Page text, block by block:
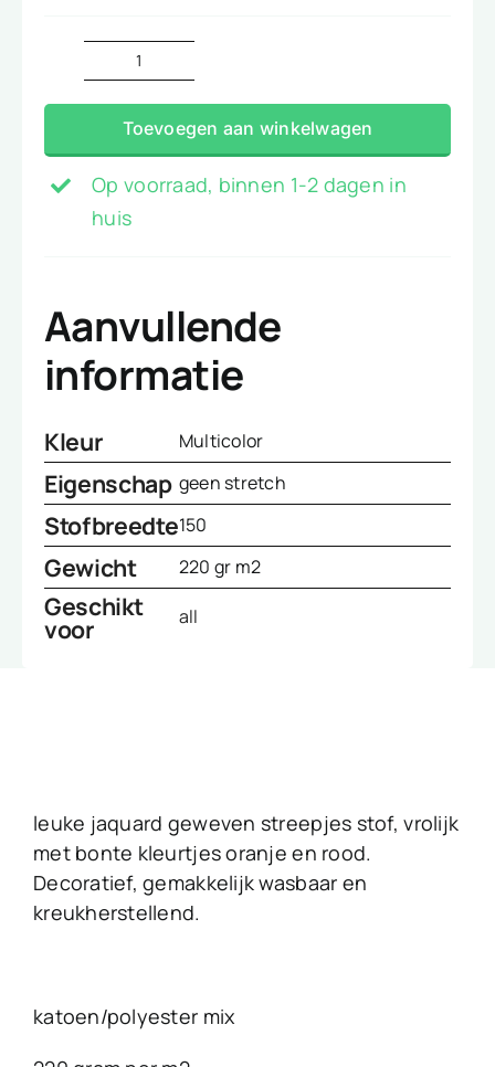
Mexicaans
streepje
9
aantal
Toevoegen aan winkelwagen
Op voorraad, binnen 1-2 dagen in
huis
Aanvullende
informatie
Kleur Multicolor
Eigenschap geen stretch
Stofbreedte150
Gewicht 220 gr m2
Geschikt
voor all
leuke jaquard geweven streepjes stof, vrolijk
met bonte kleurtjes oranje en rood.
Decoratief, gemakkelijk wasbaar en
kreukherstellend.
katoen/polyester mix